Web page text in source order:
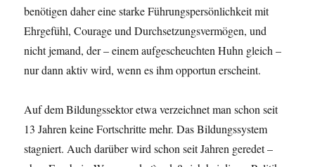
benötigen daher eine starke Führungspersönlichkeit mit
Ehrgefühl, Courage und Durchsetzungsvermögen, und
nicht jemand, der – einem aufgescheuchten Huhn gleich –
nur dann aktiv wird, wenn es ihm opportun erscheint.
Auf dem Bildungssektor etwa verzeichnet man schon seit
13 Jahren keine Fortschritte mehr. Das Bildungssystem
stagniert. Auch darüber wird schon seit Jahren geredet –